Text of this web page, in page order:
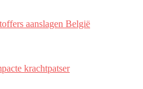
aanslagen België
krachtpatser